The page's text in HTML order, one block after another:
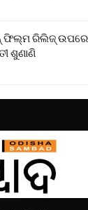
ଫିଲ୍ମ ରିଲିଜ୍ ଉପରେ
ଶୁଣାଣି